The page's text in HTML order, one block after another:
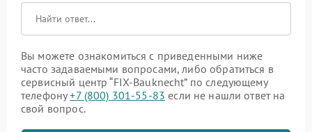
Вы можете ознакомиться с приведенными ниже
часто задаваемыми вопросами, либо обратиться в
сервисный центр “FIX-Bauknecht” по следующему
телефону+7 (800) 301-55-83 если не нашли ответ на
свой вопрос.